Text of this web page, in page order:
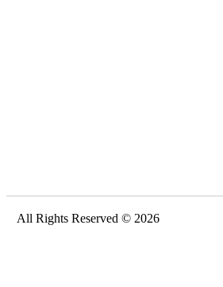
All Rights Reserved © 2026